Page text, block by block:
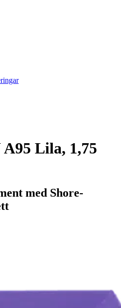
A95 Lila, 1,75
med Shore-